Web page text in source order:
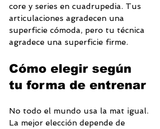
core y series en cuadrupedia. Tus
articulaciones agradecen una
superficie cómoda, pero tu técnica
agradece una superficie firme.
Cómo elegir según
tu forma de entrenar
No todo el mundo usa la mat igual.
La mejor elección depende de